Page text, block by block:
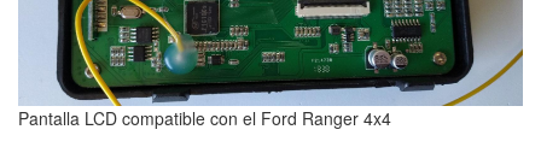
Pantalla LCD compatible con el Ford Ranger 4x4